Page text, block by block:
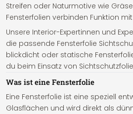
Streifen oder Naturmotive wie
Fensterfolien verbinden Funktion mit
Unsere Interior-Expertinnen und
die passende Fensterfolie
blickdicht oder statische
du beim Einsatz von
Was ist eine Fensterfolie
Eine Fensterfolie ist eine speziell
Glasflächen und wird direkt als